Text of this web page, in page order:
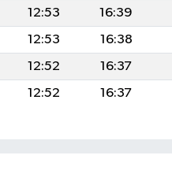
12:53 16:39
12:53 16:38
12:52 16:37
12:52 16:37